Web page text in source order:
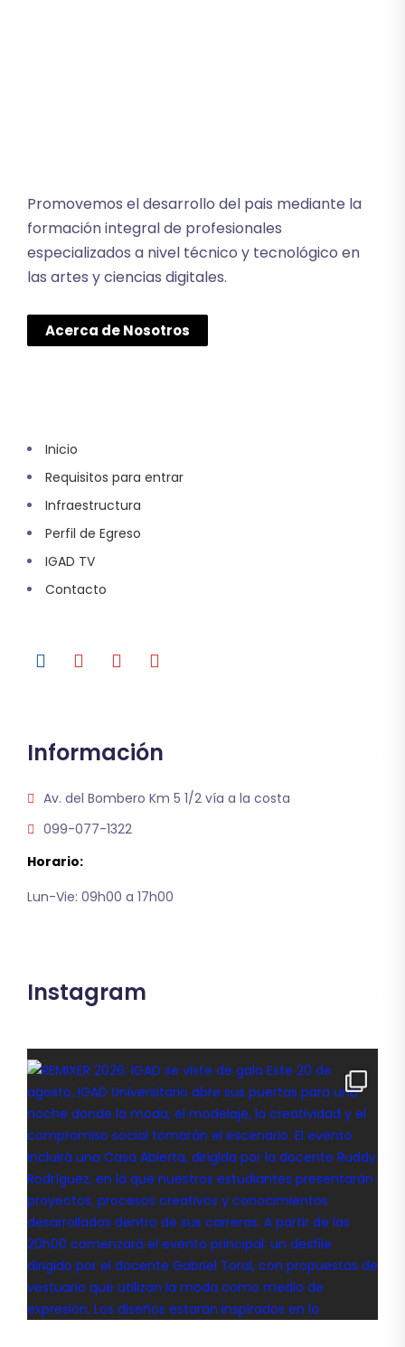
Promovemos el desarrollo del pais mediante la
formación integral de profesionales
especializados a nivel técnico y tecnológico en
las artes y ciencias digitales.
Acerca de Nosotros
Inicio
Requisitos para entrar
Infraestructura
Perfil de Egreso
IGAD TV
Contacto
Información
Av. del Bombero Km 5 1/2 vía a la costa
099-077-1322
Horario:
Lun-Vie: 09h00 a 17h00
Instagram